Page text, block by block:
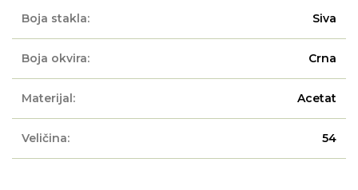
Boja stakla: Siva
Boja okvira: Crna
Materijal: Acetat
Veličina: 54